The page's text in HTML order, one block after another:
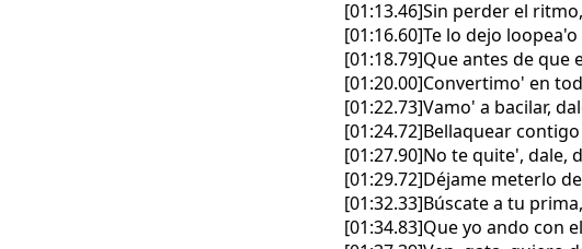
[01:13.46]Sin perder el
[01:16.60]Te lo dejo
[01:18.79]Que antes de que
[01:20.00]Convertimo' en
[01:22.73]Vamo' a bacilar,
[01:24.72]Bellaquear
[01:27.90]No te quite', dale,
[01:29.72]Déjame meterlo
[01:32.33]Búscate a tu
[01:34.83]Que yo ando con